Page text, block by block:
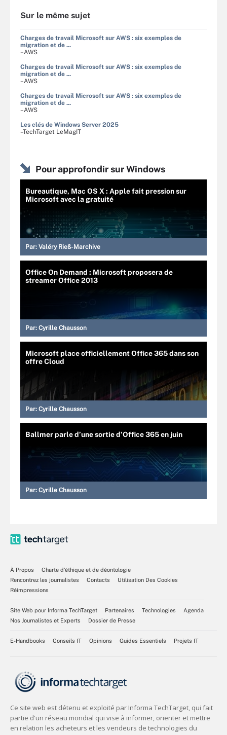
Sur le même sujet
Charges de travail Microsoft sur AWS : six exemples de
migration et de ...
–AWS
Charges de travail Microsoft sur AWS : six exemples de
migration et de ...
–AWS
Charges de travail Microsoft sur AWS : six exemples de
migration et de ...
–AWS
Les clés de Windows Server 2025
–TechTarget LeMagIT
Pour approfondir sur Windows
Bureautique, Mac OS X : Apple fait pression sur
Microsoft avec la gratuité
Par: Valéry Rieß-Marchive
Office On Demand : Microsoft proposera de
streamer Office 2013
Par: Cyrille Chausson
Microsoft place officiellement Office 365 dans son
offre Cloud
Par: Cyrille Chausson
Ballmer parle d’une sortie d’Office 365 en juin
Par: Cyrille Chausson
À Propos
Charte d’éthique et de déontologie
Rencontrez les journalistes
Contacts
Utilisation Des Cookies
Réimpressions
Site Web pour Informa TechTarget Partenaires Technologies
Agenda
Nos Journalistes et Experts
Dossier de Presse
E-Handbooks Conseils IT Opinions Guides Essentiels Projets IT